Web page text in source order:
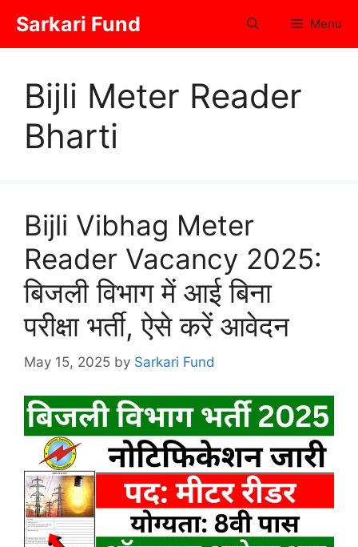
content
Sarkari Fund Menu
Bijli Meter Reader
Bharti
Bijli Vibhag Meter
Reader Vacancy 2025:
बिजली विभाग में आई बिना
परीक्षा भर्ती, ऐसे करें आवेदन
May 15, 2025 by Sarkari Fund